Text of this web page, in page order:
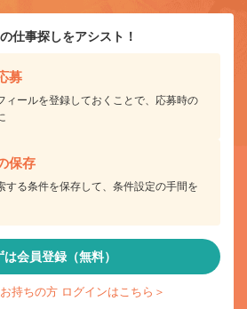
仕事探しをアシスト！
募
ィールを登録しておくことで、応募時の
保存
する条件を保存して、条件設定の手間を
は会員登録（無料）
持ちの方 ログインはこちら＞